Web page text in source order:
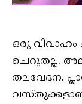
ഒരു വിവാഹം
ചെറുതല്ല.
തലവേദന.
വസ്തുക്കളാണ്